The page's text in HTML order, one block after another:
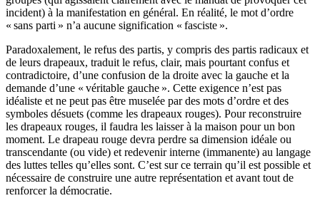
incident) à la manifestation en général. En réalité, le mot d’ordre
« sans parti » n’a aucune signification « fasciste ».
Paradoxalement, le refus des partis, y compris des partis radicaux et
de leurs drapeaux, traduit le refus, clair, mais pourtant confus et
contradictoire, d’une confusion de la droite avec la gauche et la
demande d’une « véritable gauche ». Cette exigence n’est pas
idéaliste et ne peut pas être muselée par des mots d’ordre et des
symboles désuets (comme les drapeaux rouges). Pour reconstruire
les drapeaux rouges, il faudra les laisser à la maison pour un bon
moment. Le drapeau rouge devra perdre sa dimension idéale ou
transcendante (ou vide) et redevenir interne (immanente) au langage
des luttes telles qu’elles sont. C’est sur ce terrain qu’il est possible et
nécessaire de construire une autre représentation et avant tout de
renforcer la démocratie.